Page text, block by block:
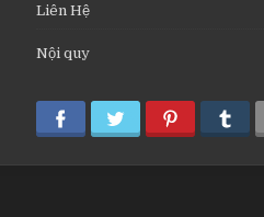
Liên Hệ
Nội quy